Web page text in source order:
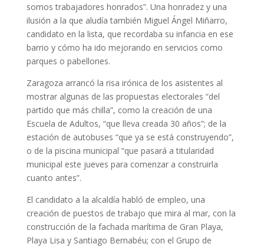
somos trabajadores honrados”. Una honradez y una
ilusión a la que aludía también Miguel Ángel Miñarro,
candidato en la lista, que recordaba su infancia en ese
barrio y cómo ha ido mejorando en servicios como
parques o pabellones.
Zaragoza arrancó la risa irónica de los asistentes al
mostrar algunas de las propuestas electorales “del
partido que más chilla”, como la creación de una
Escuela de Adultos, “que lleva creada 30 años”; de la
estación de autobuses “que ya se está construyendo”,
o de la piscina municipal “que pasará a titularidad
municipal este jueves para comenzar a construirla
cuanto antes”.
El candidato a la alcaldía habló de empleo, una
creación de puestos de trabajo que mira al mar, con la
construcción de la fachada marítima de Gran Playa,
Playa Lisa y Santiago Bernabéu; con el Grupo de